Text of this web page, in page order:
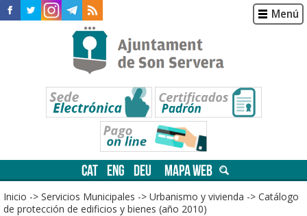
Menú
CAT ENG DEU MAPA WEB
Inicio -> Servicios Municipales -> Urbanismo y vivienda -> Catálogo
de protección de edificios y bienes (año 2010)